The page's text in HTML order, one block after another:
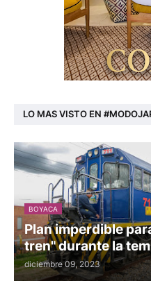
LO MAS VISTO EN
BOYACA
Plan imperdible
tren" durante la
diciembre 09, 2023